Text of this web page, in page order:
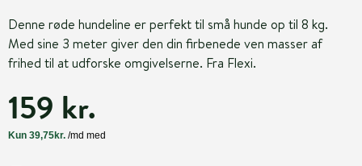
Denne røde hundeline er perfekt til små hunde op til 8 kg.
Med sine 3 meter giver den din firbenede ven masser af
frihed til at udforske omgivelserne. Fra Flexi.
159 kr.